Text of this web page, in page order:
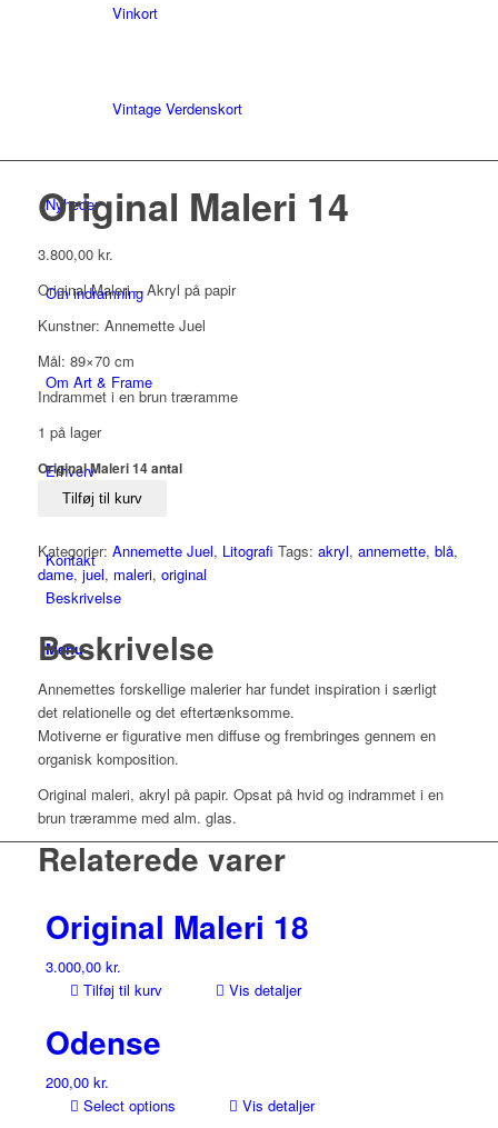
Vinkort
Vintage Verdenskort
Nyheder
Om indramning
Om Art & Frame
Erhverv
Kontakt
Menu
Original Maleri 14
3.800,00 kr.
Original Maleri – Akryl på papir
Kunstner: Annemette Juel
Mål: 89×70 cm
Indrammet i en brun træramme
1 på lager
Original Maleri 14 antal
Tilføj til kurv
Kategorier: Annemette Juel, Litografi Tags: akryl, annemette, blå,
dame, juel, maleri, original
Beskrivelse
Beskrivelse
Annemettes forskellige malerier har fundet inspiration i særligt
det relationelle og det eftertænksomme.
Motiverne er figurative men diffuse og frembringes gennem en
organisk komposition.
Original maleri, akryl på papir. Opsat på hvid og indrammet i en
brun træramme med alm. glas.
Relaterede varer
Original Maleri 18
3.000,00 kr.
Tilføj til kurv
Vis detaljer
Odense
200,00 kr.
Select options
Vis detaljer